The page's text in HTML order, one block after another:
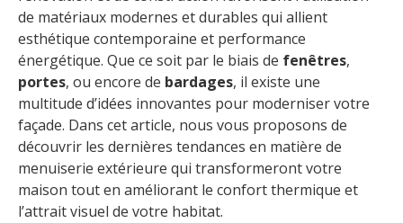
de matériaux modernes et durables qui allient
esthétique contemporaine et performance
énergétique. Que ce soit par le biais de fenêtres,
portes, ou encore de bardages, il existe une
multitude d’idées innovantes pour moderniser votre
façade. Dans cet article, nous vous proposons de
découvrir les dernières tendances en matière de
menuiserie extérieure qui transformeront votre
maison tout en améliorant le confort thermique et
l’attrait visuel de votre habitat.